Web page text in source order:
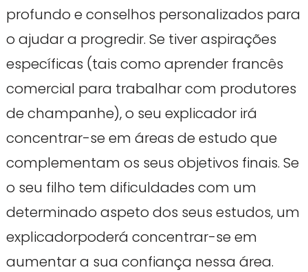
profundo e conselhos personalizados para
o ajudar a progredir. Se tiver aspirações
específicas (tais como aprender francês
comercial para trabalhar com produtores
de champanhe), o seu explicador irá
concentrar-se em áreas de estudo que
complementam os seus objetivos finais. Se
o seu filho tem dificuldades com um
determinado aspeto dos seus estudos, um
explicadorpoderá concentrar-se em
aumentar a sua confiança nessa área.